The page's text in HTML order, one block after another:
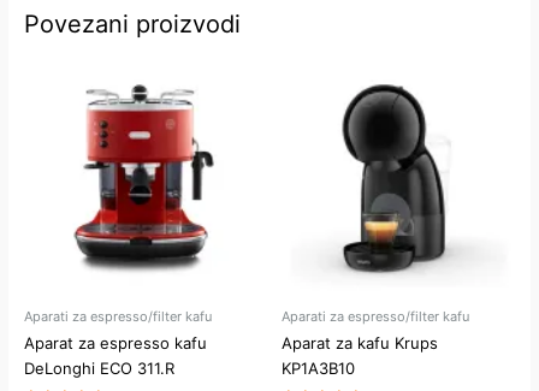
Povezani proizvodi
Aparati za espresso/filter kafu
Aparat za espresso kafu
DeLonghi ECO 311.R
Aparati za espresso/filter kafu
Aparat za kafu Krups
KP1A3B10